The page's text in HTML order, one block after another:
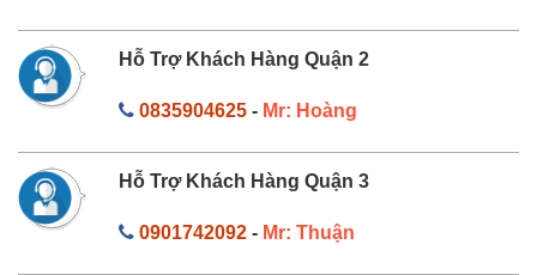
Hỗ Trợ Khách Hàng Quận 2
0835904625- Mr: Hoàng
Hỗ Trợ Khách Hàng Quận 3
0901742092- Mr: Thuận